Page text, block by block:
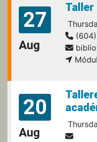
27
Aug
Taller
20
Aug